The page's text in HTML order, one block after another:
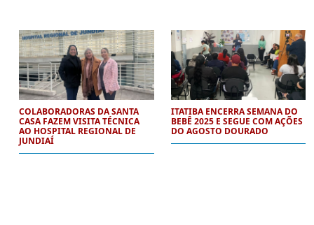
COLABORADORAS DA SANTA
CASA FAZEM VISITA TÉCNICA
AO HOSPITAL REGIONAL DE
JUNDIAÍ
ITATIBA ENCERRA SEMANA DO
BEBÊ 2025 E SEGUE COM AÇÕES
DO AGOSTO DOURADO